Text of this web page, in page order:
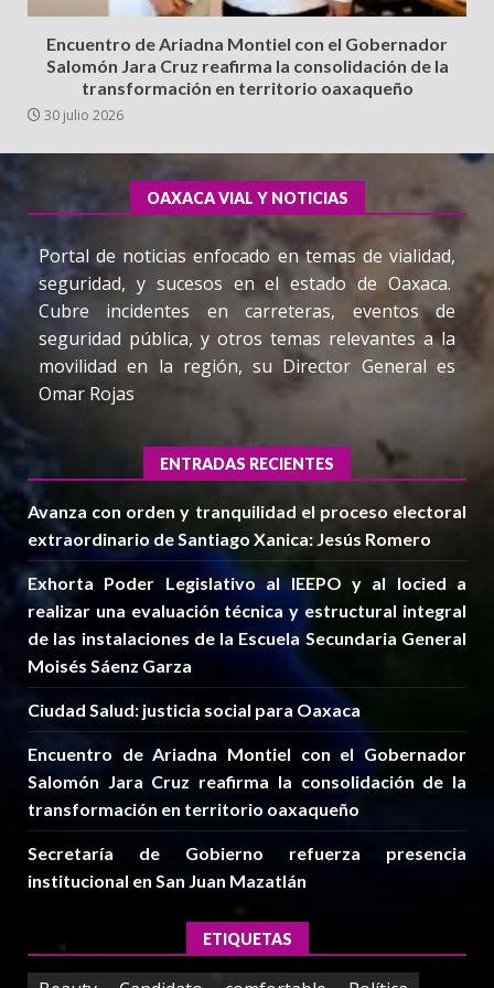
Encuentro de Ariadna Montiel con el Gobernador
Salomón Jara Cruz reafirma la consolidación de la
transformación en territorio oaxaqueño
30 julio 2026
OAXACA VIAL Y NOTICIAS
Portal de noticias enfocado en temas de vialidad,
seguridad, y sucesos en el estado de Oaxaca.
Cubre incidentes en carreteras, eventos de
seguridad pública, y otros temas relevantes a la
movilidad en la región, su Director General es
Omar Rojas
ENTRADAS RECIENTES
Avanza con orden y tranquilidad el proceso electoral
extraordinario de Santiago Xanica: Jesús Romero
Exhorta Poder Legislativo al IEEPO y al Iocied a
realizar una evaluación técnica y estructural integral
de las instalaciones de la Escuela Secundaria General
Moisés Sáenz Garza
Ciudad Salud: justicia social para Oaxaca
Encuentro de Ariadna Montiel con el Gobernador
Salomón Jara Cruz reafirma la consolidación de la
transformación en territorio oaxaqueño
Secretaría de Gobierno refuerza presencia
institucional en San Juan Mazatlán
ETIQUETAS